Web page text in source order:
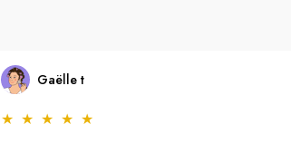
Gaëlle t
★ ★ ★ ★ ★